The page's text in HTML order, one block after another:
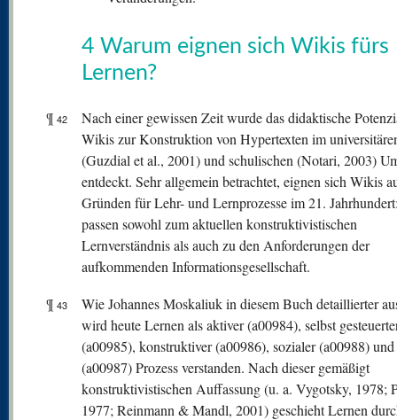
4 Warum eignen sich Wikis fürs
Lernen?
¶ 42
Nach einer gewissen Zeit wurde das didaktische
Wikis zur Konstruktion von Hypertexten im
(Guzdial et al., 2001) und schulischen (Notari, 2003)
entdeckt. Sehr allgemein betrachtet, eignen sich Wikis
Gründen für Lehr- und Lernprozesse im 21.
passen sowohl zum aktuellen konstruktivistischen
Lernverständnis als auch zu den Anforderungen der
aufkommenden Informationsgesellschaft.
¶ 43
Wie Johannes Moskaliuk in diesem Buch detaillierter
wird heute Lernen als aktiver (a00984), selbst
(a00985), konstruktiver (a00986), sozialer (a00988)
(a00987) Prozess verstanden. Nach dieser gemäßigt
konstruktivistischen Auffassung (u. a. Vygotsky, 1978;
1977; Reinmann & Mandl, 2001) geschieht Lernen